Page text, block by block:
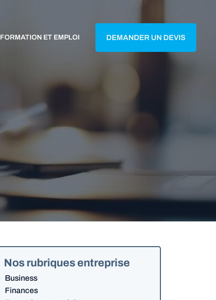
FORMATION ET EMPLOI DEMANDER UN DEVIS
Nos rubriques entreprise
Business
Finances